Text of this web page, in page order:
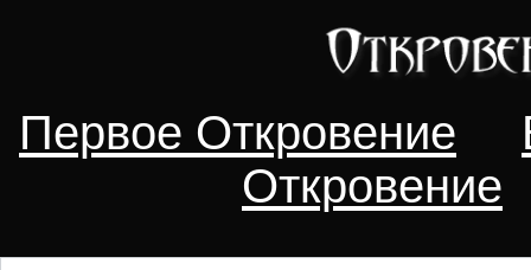
Первое Откровение
Откровение